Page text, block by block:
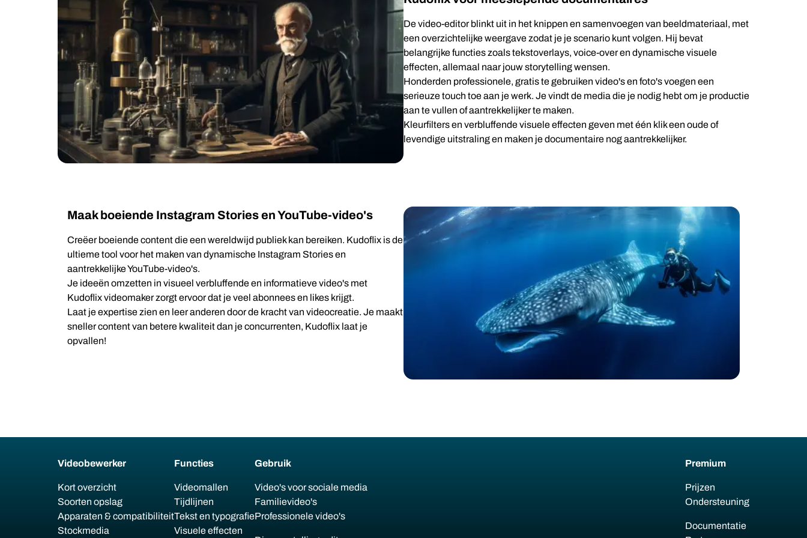
De video-editor blinkt uit in het knippen en samenvoegen van beeldmateriaal, met
een overzichtelijke weergave zodat je je scenario kunt volgen. Hij bevat
belangrijke functies zoals tekstoverlays, voice-over en dynamische visuele
effecten, allemaal naar jouw storytelling wensen.
Honderden professionele, gratis te gebruiken video's en foto's voegen een
serieuze touch toe aan je werk. Je vindt de media die je nodig hebt om je productie
aan te vullen of aantrekkelijker te maken.
Kleurfilters en verbluffende visuele effecten geven met één klik een oude of
levendige uitstraling en maken je documentaire nog aantrekkelijker.
Maak boeiende Instagram Stories en YouTube-video's
Creëer boeiende content die een wereldwijd publiek kan bereiken. Kudoflix is de
ultieme tool voor het maken van dynamische Instagram Stories en
aantrekkelijke YouTube-video's.
Je ideeën omzetten in visueel verbluffende en informatieve video's met
Kudoflix videomaker zorgt ervoor dat je veel abonnees en likes krijgt.
Laat je expertise zien en leer anderen door de kracht van videocreatie. Je maakt
sneller content van betere kwaliteit dan je concurrenten, Kudoflix laat je
opvallen!
Videobewerker
Kort overzicht
Soorten opslag
Apparaten & compatibiliteit
Stockmedia
Functies
Videomallen
Tijdlijnen
Tekst en typografie
Visuele effecten
Gebruik
Video's voor sociale media
Familievideo's
Professionele video's
Premium
Prijzen
Ondersteuning
Documentatie